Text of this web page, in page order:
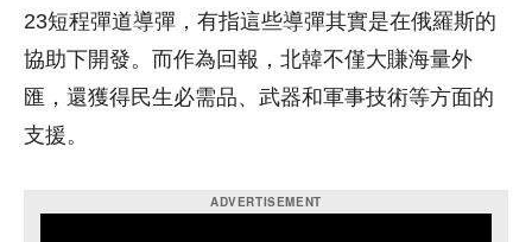
23短程彈道導彈，有指這些導彈其實是在俄羅斯的
協助下開發。而作為回報，北韓不僅大賺海量外
匯，還獲得民生必需品、武器和軍事技術等方面的
支援。